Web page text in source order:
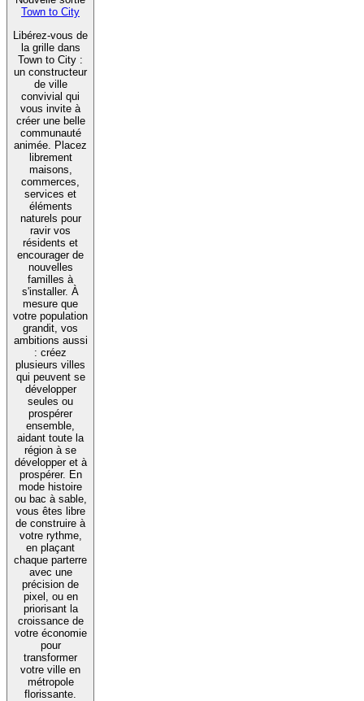
Town to City
Libérez-vous de
la grille dans
Town to City :
un constructeur
de ville
convivial qui
vous invite à
créer une belle
communauté
animée. Placez
librement
maisons,
commerces,
services et
éléments
naturels pour
ravir vos
résidents et
encourager de
nouvelles
familles à
s'installer. À
mesure que
votre population
grandit, vos
ambitions aussi
: créez
plusieurs villes
qui peuvent se
développer
seules ou
prospérer
ensemble,
aidant toute la
région à se
développer et à
prospérer. En
mode histoire
ou bac à sable,
vous êtes libre
de construire à
votre rythme,
en plaçant
chaque parterre
avec une
précision de
pixel, ou en
priorisant la
croissance de
votre économie
pour
transformer
votre ville en
métropole
florissante.